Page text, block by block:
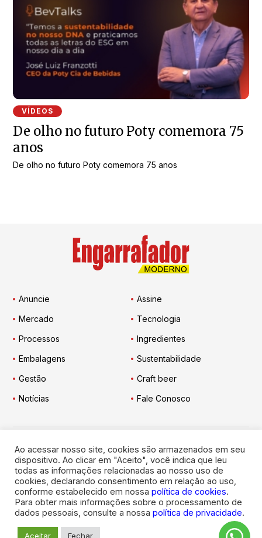
VÍDEOS
De olho no futuro Poty comemora 75
anos
De olho no futuro Poty comemora 75 anos
Anuncie
Assine
Mercado
Tecnologia
Processos
Ingredientes
Embalagens
Sustentabilidade
Gestão
Craft beer
Notícias
Fale Conosco
Engarrafador Moderno nas Redes:
. Todos os direitos reservados.
Ao acessar nosso site, cookies são armazenados em seu
dispositivo. Ao clicar em "Aceito", você indica que leu
todas as informações relacionadas ao nosso uso de
cookies, declarando consentimento em relação ao uso,
conforme estabelecido em nossa política de cookies.
Para obter mais informações sobre o processamento de
dados pessoais, consulte a nossa política de privacidade.
Aceitar Fechar